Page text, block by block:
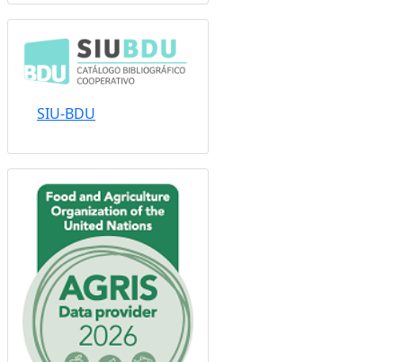
Sistema Nacional de
Repositorios
SIU-BDU